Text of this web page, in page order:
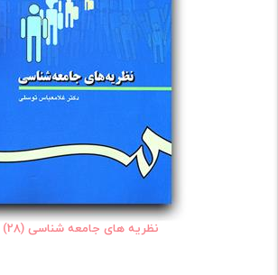
نظریه های جامعه شناسی (28)